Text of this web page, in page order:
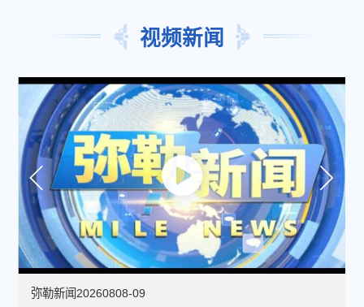
视频新闻
弥勒新闻20260808-09